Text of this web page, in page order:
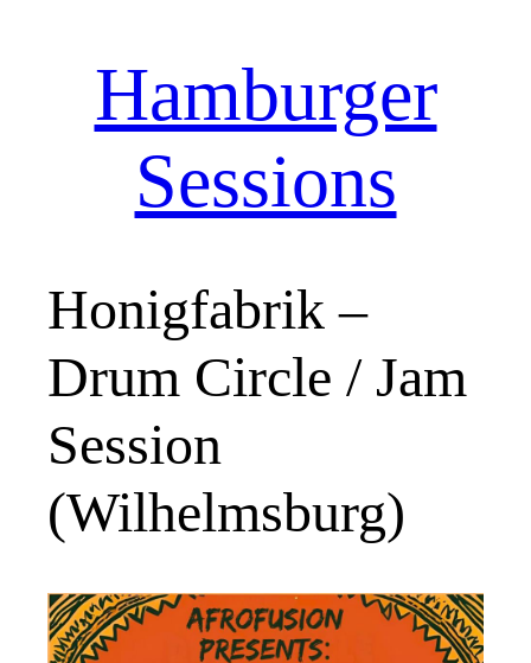
Hamburger
Sessions
Honigfabrik –
Drum Circle / Jam
Session
(Wilhelmsburg)